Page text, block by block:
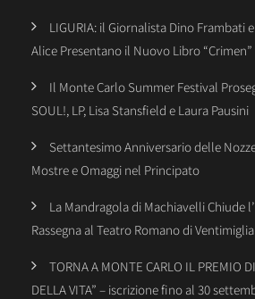
LIGURIA: il Giornalista Dino Frambati
Alice Presentano il Nuovo Libro “Crimen”
Il Monte Carlo Summer Festival
SOUL!, LP, Lisa Stansfield e Laura Pausini
Settantesimo Anniversario delle
Mostre e Omaggi nel Principato
La Mandragola di Machiavelli Chiude
Rassegna al Teatro Romano di Ventimiglia
TORNA A MONTE CARLO IL PREMIO
DELLA VITA” – iscrizione fino al 30